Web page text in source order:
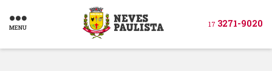
MENU 17 3271-9020